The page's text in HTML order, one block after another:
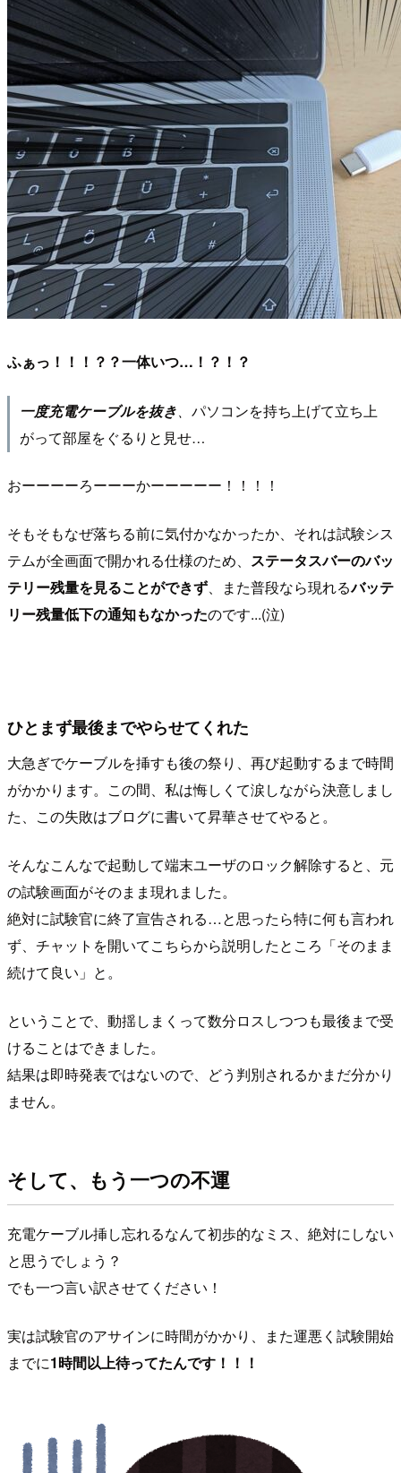
ふぁっ！！！？？一体いつ…！？！？
一度充電ケーブルを抜き
パソコンを持ち上げて立ち上
がって部屋をぐるりと見せ…
おーーーーろーーーかーーーーー！！！！
そもそもなぜ落ちる前に気付かなかったか、それは試験シス
テムが全画面で開かれる仕様のため、 ステータスバーのバッ
テリー残量を見ることができず、また普段なら現れるバッテ
リー残量低下の通知もなかったのです...(泣)
ひとまず最後までやらせてくれた
大急ぎでケーブルを挿すも後の祭り、再び起動するまで時間
がかかります。この間、私は悔しくて涙しながら決意しまし
た、この失敗はブログに書いて昇華させてやると。
そんなこんなで起動して端末ユーザのロック解除すると、元
の試験画面がそのまま現れました。
絶対に試験官に終了宣告される…と思ったら特に何も言われ
ず、チャットを開いてこちらから説明したところ「そのまま
続けて良い」と。
ということで、動揺しまくって数分ロスしつつも最後まで受
けることはできました。
結果は即時発表ではないので、どう判別されるかまだ分かり
ません。
そして、もう一つの不運
充電ケーブル挿し忘れるなんて初歩的なミス、絶対にしない
と思うでしょう？
でも一つ言い訳させてください！
実は試験官のアサインに時間がかかり、また運悪く試験開始
までに1時間以上待ってたんです！！！